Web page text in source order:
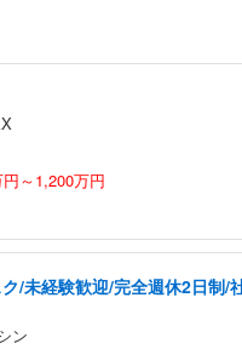
能 人間工学 椅子 腰サポート 90
務用 おしゃれ パソコンチェア (ブ
ワーク チェア 強化バックレス
能 人間工学 椅子 腰サポート 90
レスト 3Dヘッドレスト ハンガ
ョン PCチェア 通気性メッシュ
￥7,680
ー フルHD（1920×1080）VA 非
ort/VGA スピーカー内蔵 高さ調
応 ComfortView ビジネス向け
￥15,800
限定】 Smart Basic アイリスオ
超厚型 お徳用 ワイド 100枚入
￥3,670
～1,200万円
/未経験歓迎/完全週休2日制/
ン